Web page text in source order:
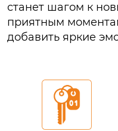
станет шагом к
приятным
добавить яркие